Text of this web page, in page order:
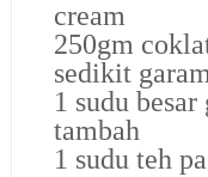
cream
250gm
sedikit
1 sudu
tambah
1 sudu teh